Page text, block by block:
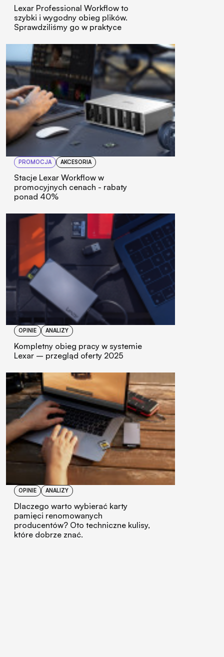
Lexar Professional Workflow to
szybki i wygodny obieg plików.
Sprawdziliśmy go w praktyce
PROMOCJA AKCESORIA
Stacje Lexar Workflow w
promocyjnych cenach - rabaty
ponad 40%
OPINIE ANALIZY
Kompletny obieg pracy w systemie
Lexar – przegląd oferty 2025
OPINIE ANALIZY
Dlaczego warto wybierać karty
pamięci renomowanych
producentów? Oto techniczne kulisy,
które dobrze znać.